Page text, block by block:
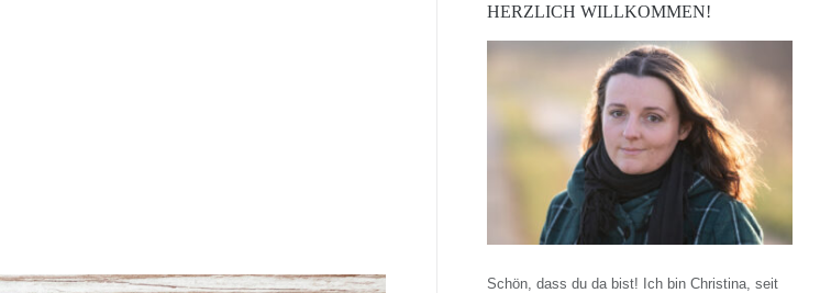
HERZLICH WILLKOMMEN!
Schön, dass du da bist! Ich bin Christina, seit